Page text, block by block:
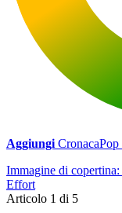
Aggiungi
Immagine di
Effort
Articolo 1 di 5